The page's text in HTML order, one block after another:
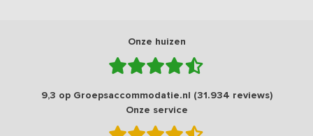
Onze huizen
9,3 op Groepsaccommodatie.nl (31.934 reviews)
Onze service